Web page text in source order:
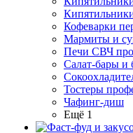
Кофеварки
Мармиты и
Печи СВЧ
Салат-бары и
Тостеры
Чафинг-диш
Ещё 1